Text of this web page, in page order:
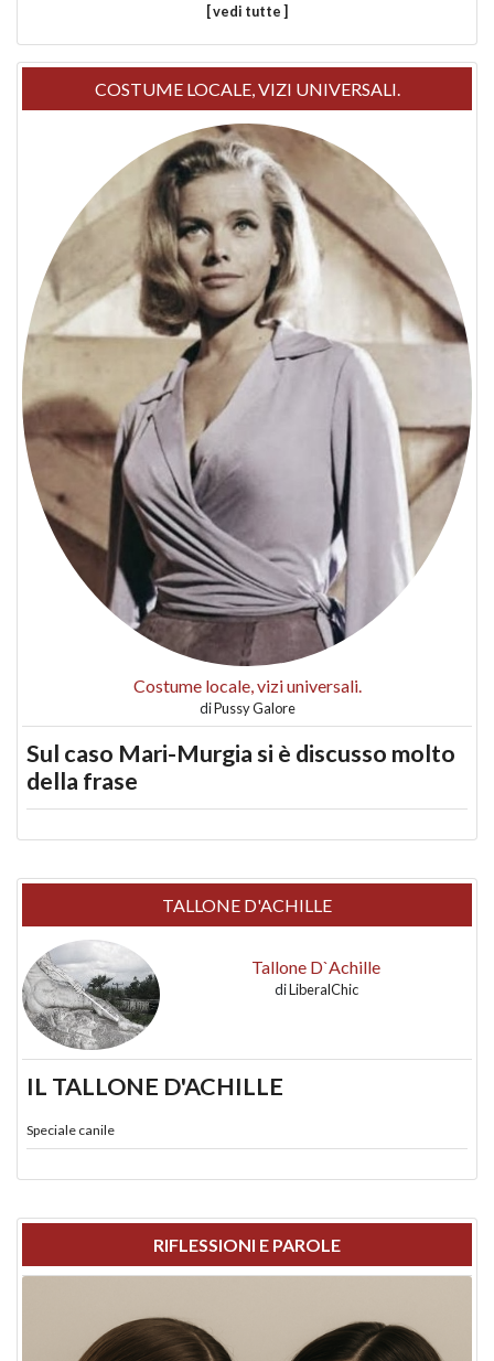
[ vedi tutte ]
COSTUME LOCALE, VIZI UNIVERSALI.
Costume locale, vizi universali.
diPussy Galore
Sul caso Mari-Murgia si è discusso molto
della frase
TALLONE D'ACHILLE
Tallone D`Achille
diLiberalChic
IL TALLONE D'ACHILLE
Speciale canile
RIFLESSIONI E PAROLE